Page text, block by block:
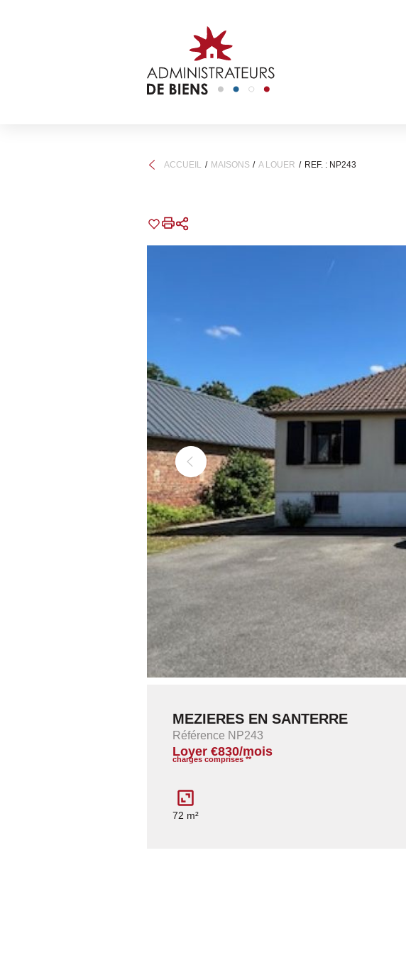
ACCUEIL MAISONS A LOUER REF. : NP243
MEZIERES EN SANTERRE
Référence NP243
Loyer €830/mois
charges comprises **
72 m²